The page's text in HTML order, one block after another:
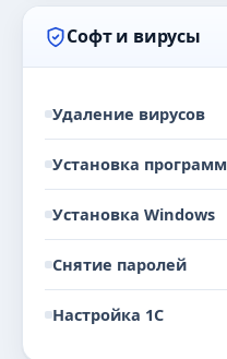
Софт и вирусы
Удаление вирусов
Установка программ
Установка Windows
Снятие паролей
Настройка 1С